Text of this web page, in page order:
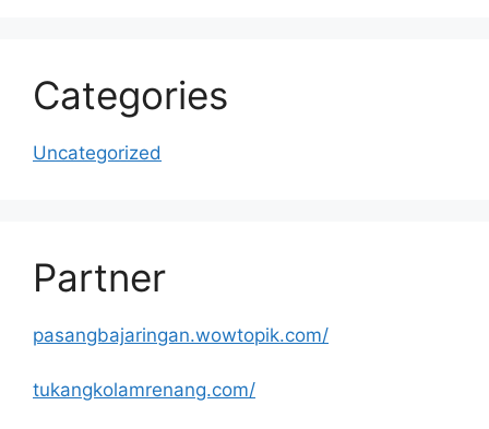
Categories
Uncategorized
Partner
pasangbajaringan.wowtopik.com/
tukangkolamrenang.com/